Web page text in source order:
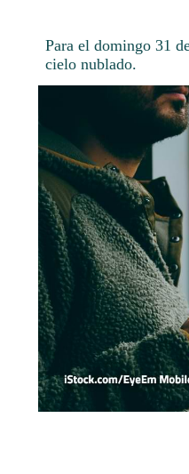
Para el domingo 31
cielo nublado.